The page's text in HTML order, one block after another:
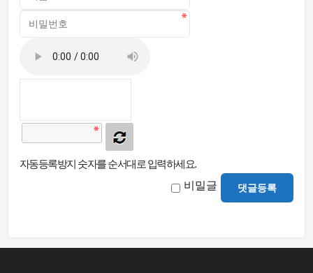
자동등록방지 숫자를 순서대로 입력하세요.
비밀글 댓글등록